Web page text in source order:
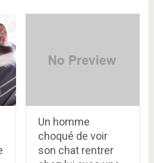
Un homme
choqué de voir
son chat rentrer